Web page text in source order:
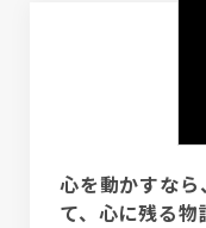
心を動かすなら
て、心に残る物